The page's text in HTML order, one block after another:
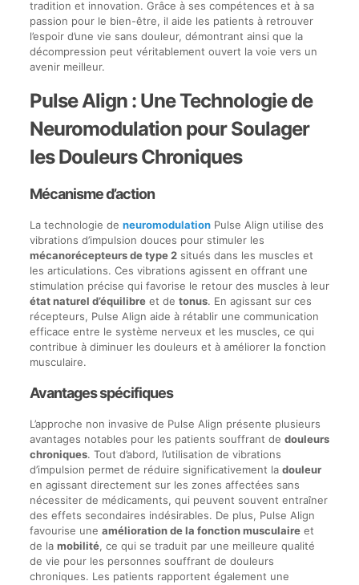
tradition et innovation. Grâce à ses compétences et à sa
passion pour le bien-être, il aide les patients à retrouver
l’espoir d’une vie sans douleur, démontrant ainsi que la
décompression peut véritablement ouvert la voie vers un
avenir meilleur.
Pulse Align : Une Technologie de
Neuromodulation pour Soulager
les Douleurs Chroniques
Mécanisme d’action
La technologie de neuromodulationPulse Align utilise des
vibrations d’impulsion douces pour stimuler les
mécanorécepteurs de type 2situés dans les muscles et
les articulations. Ces vibrations agissent en offrant une
stimulation précise qui favorise le retour des muscles à leur
état naturel d’équilibreet de tonus. En agissant sur ces
récepteurs, Pulse Align aide à rétablir une communication
efficace entre le système nerveux et les muscles, ce qui
contribue à diminuer les douleurs et à améliorer la fonction
musculaire.
Avantages spécifiques
L’approche non invasive de Pulse Align présente plusieurs
avantages notables pour les patients souffrant de douleurs
chroniques. Tout d’abord, l’utilisation de vibrations
d’impulsion permet de réduire significativement la douleur
en agissant directement sur les zones affectées sans
nécessiter de médicaments, qui peuvent souvent entraîner
des effets secondaires indésirables. De plus, Pulse Align
favourise une amélioration de la fonction musculaireet
de la mobilité, ce qui se traduit par une meilleure qualité
de vie pour les personnes souffrant de douleurs
chroniques. Les patients rapportent également une